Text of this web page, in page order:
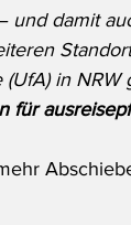
und damit
(UfA) in NRW
für